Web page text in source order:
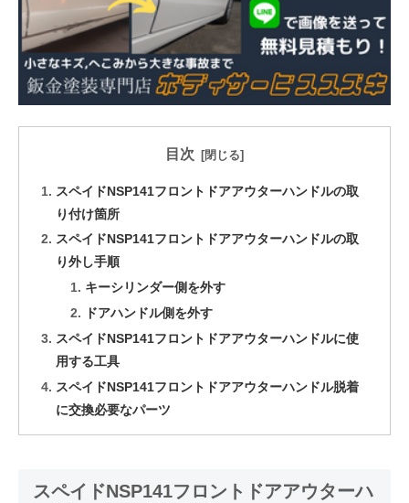
目次
スペイドNSP141フロントドアアウターハンドルの取
り付け箇所
スペイドNSP141フロントドアアウターハンドルの取
り外し手順
キーシリンダー側を外す
ドアハンドル側を外す
スペイドNSP141フロントドアアウターハンドルに使
用する工具
スペイドNSP141フロントドアアウターハンドル脱着
に交換必要なパーツ
スペイドNSP141フロントドアアウターハ